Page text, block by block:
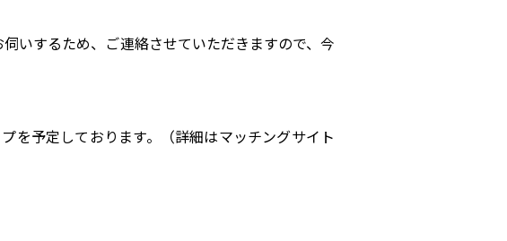
いするため、ご連絡させていただきますので、今
予定しております。（詳細はマッチングサイト